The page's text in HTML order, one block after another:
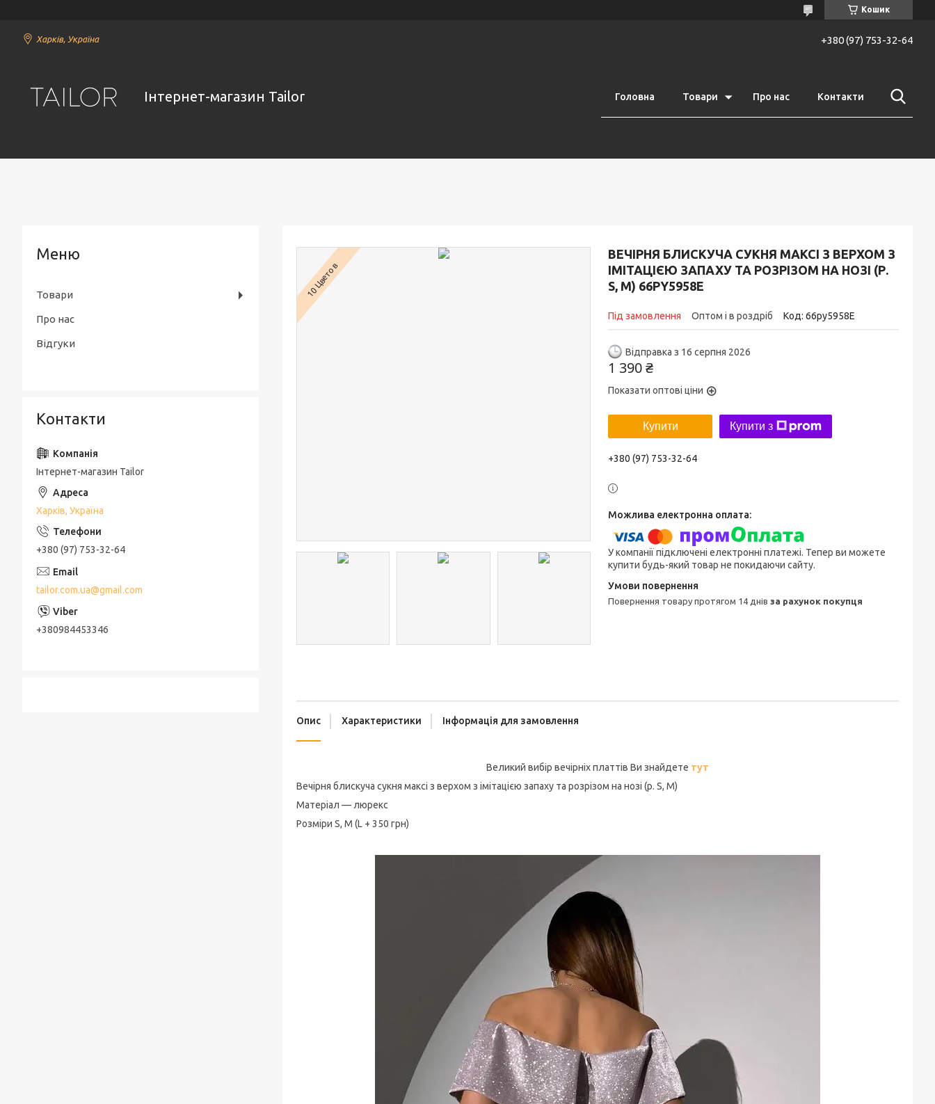
Кошик
Харків, Україна +380 (97) 753-32-64
Інтернет-магазин Tailor Головна Товари Про нас Контакти
ВЕЧІРНЯ БЛИСКУЧА СУКНЯ МАКСІ З ВЕРХОМ З
ІМІТАЦІЄЮ ЗАПАХУ ТА РОЗРІЗОМ НА НОЗІ (Р.
S, M) 66PY5958Е
Під замовлення Оптом і в роздріб Код: 66py5958Е
Відправка з 16 серпня 2026
1 390 ₴
Показати оптові ціни
Купити Купити з
+380 (97) 753-32-64
У компанії підключені електронні платежі. Тепер ви можете
купити будь-який товар не покидаючи сайту.
повернення товару протягом 14 днів за рахунок покупця
10 Цветов
Опис Характеристики Інформація для замовлення
Великий вибір вечірніх платтів Ви знайдете тут
Вечірня блискуча сукня максі з верхом з імітацією запаху та розрізом на нозі (р. S, M)
Матеріал — люрекс
Розміри S, M (L + 350 грн)
Товари
Про нас
Відгуки
Контакти
Інтернет-магазин Tailor
Харків, Україна
+380 (97) 753-32-64
tailor.com.ua@gmail.com
+380984453346